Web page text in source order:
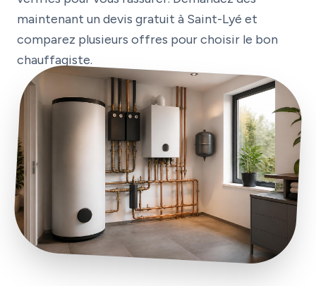
maintenant un devis gratuit à Saint-Lyé et
comparez plusieurs offres pour choisir le bon
chauffagiste.